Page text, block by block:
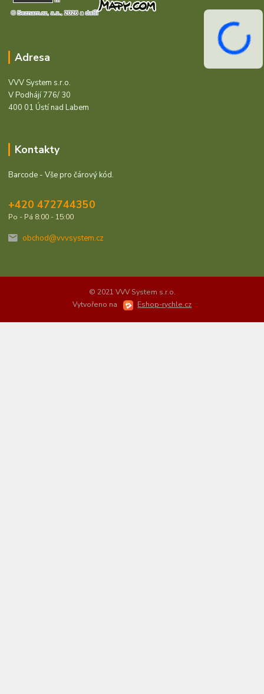
Adresa
VVV System s.r.o.
V Podhájí 776/ 30
400 01 Ústí nad Labem
Kontakty
Barcode - Vše pro čárový kód.
+420 472744350
Po - Pá 8:00 - 15:00
obchod@vvvsystem.cz
© 2021 VVV System s.r.o.
Vytvořeno na
Eshop-rychle.cz